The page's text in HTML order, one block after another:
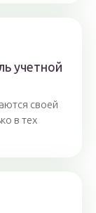
учетной
своей
в тех